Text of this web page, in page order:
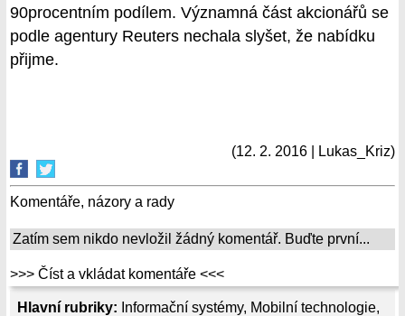
Hlavní rubriky: Informační systémy, Mobilní technologie,
90procentním podílem. Významná část akcionářů se
podle agentury Reuters nechala slyšet, že nabídku
přijme.
(12. 2. 2016 | Lukas_Kriz)
Komentáře, názory a rady
Zatím sem nikdo nevložil žádný komentář. Buďte první...
>>> Číst a vkládat komentáře <<<